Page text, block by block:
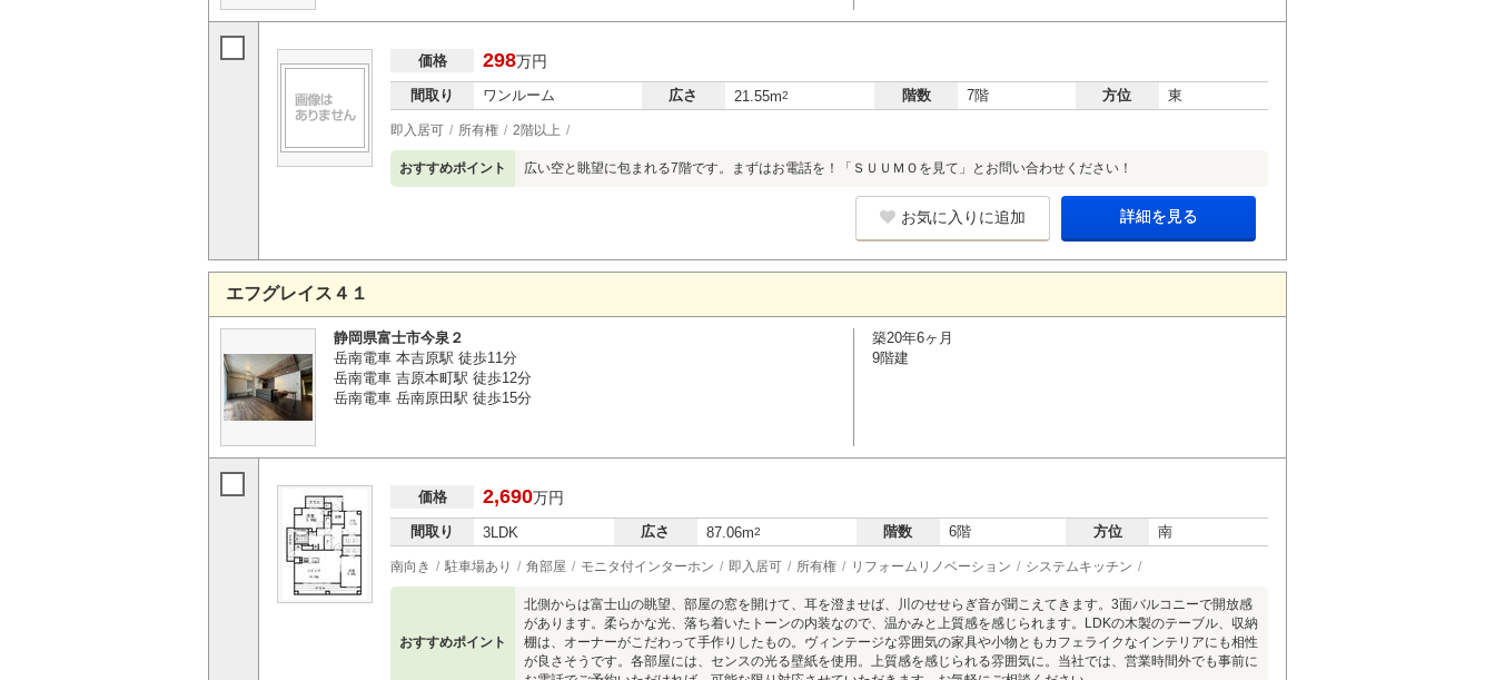
価格 298万円
間取り ワンルーム 広さ 21.55m2 階数 7階 方位 東
即入居可 所有権 2階以上
おすすめポイント 広い空と眺望に包まれる7階です。まずはお電話を！「ＳＵＵＭＯを見て」とお問い合わせください！
お気に入りに追加 詳細を見る
エフグレイス４１
静岡県富士市今泉２
岳南電車 本吉原駅 徒歩11分
岳南電車 吉原本町駅 徒歩12分
岳南電車 岳南原田駅 徒歩15分
築20年6ヶ月
9階建
価格 2,690万円
間取り 3LDK 広さ 87.06m2 階数 6階 方位 南
南向き 駐車場あり 角部屋 モニタ付インターホン 即入居可 所有権 リフォームリノベーション システムキッチン
おすすめポイント
北側からは富士山の眺望、部屋の窓を開けて、耳を澄ませば、川のせせらぎ音が聞こえてきます。3面バルコニーで開放感
があります。柔らかな光、落ち着いたトーンの内装なので、温かみと上質感を感じられます。LDKの木製のテーブル、収納
棚は、オーナーがこだわって手作りしたもの。ヴィンテージな雰囲気の家具や小物ともカフェライクなインテリアにも相性
が良さそうです。各部屋には、センスの光る壁紙を使用。上質感を感じられる雰囲気に。当社では、営業時間外でも事前に